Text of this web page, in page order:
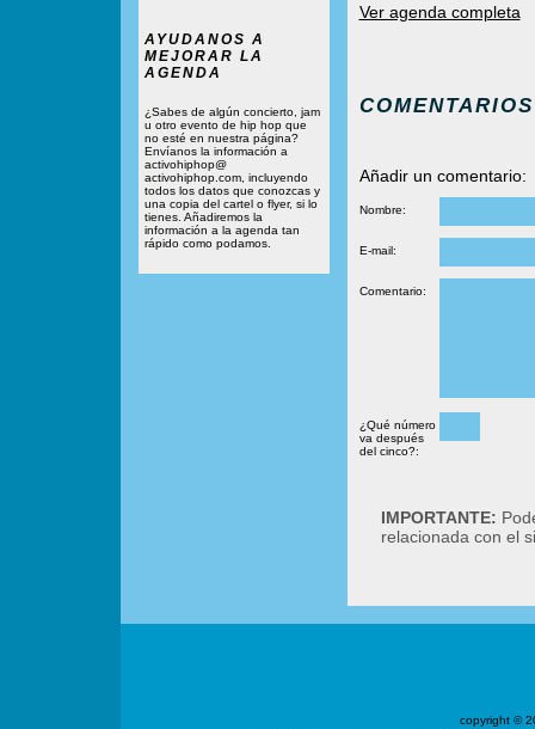
AYUDANOS A
MEJORAR LA
AGENDA
¿Sabes de algún concierto, jam
u otro evento de hip hop que
no esté en nuestra página?
Envíanos la información a
activohiphop@
activohiphop.com, incluyendo
todos los datos que conozcas y
una copia del cartel o flyer, si lo
tienes. Añadiremos la
información a la agenda tan
rápido como podamos.
Ver agenda completa
COMENTARIOS
Añadir un comentario:
Nombre:
E-mail:
Comentario:
¿Qué número
va después
del cinco?:
IMPORTANTE:
relacionada con el
copyright ©